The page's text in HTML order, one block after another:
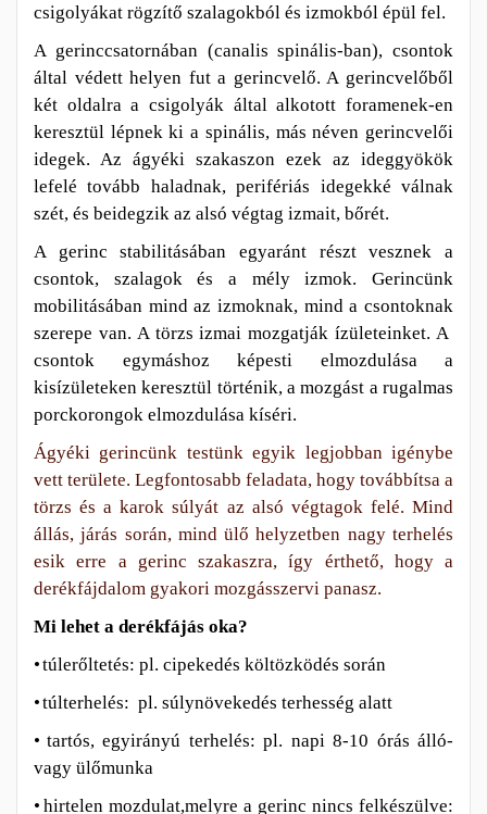
csigolyákat rögzítő szalagokból és izmokból épül fel.
A gerinccsatornában (canalis spinális-ban), csontok
által védett helyen fut a gerincvelő.A gerincvelőből
két oldalra a csigolyák által alkotott foramenek-en
keresztül lépnek ki a spinális, más néven gerincvelői
idegek. Az ágyéki szakaszon ezek az ideggyökök
lefelé tovább haladnak, perifériás idegekké válnak
szét, és beidegzik az alsó végtag izmait, bőrét.
A gerinc stabilitásában egyaránt részt vesznek a
csontok, szalagok és a mély izmok. Gerincünk
mobilitásában mind az izmoknak, mind a csontoknak
szerepe van. A törzs izmai mozgatják ízületeinket. A
csontok egymáshoz képesti elmozdulása a
kisízületeken keresztül történik, a mozgást a rugalmas
porckorongok elmozdulása kíséri.
Ágyéki gerincünk testünk egyik legjobban igénybe
vett területe. Legfontosabb feladata, hogy továbbítsa a
törzs és a karok súlyát az alsó végtagok felé. Mind
állás, járás során, mind ülő helyzetben nagy terhelés
esik erre a gerinc szakaszra, így érthető, hogy a
derékfájdalom gyakori mozgásszervi panasz.
Mi lehet a derékfájás oka?
•túlerőltetés: pl. cipekedés költözködés során
•túlterhelés: pl. súlynövekedés terhesség alatt
• tartós, egyirányú terhelés: pl. napi 8-10 órás álló-
vagy ülőmunka
• hirtelen mozdulat,melyre a gerinc nincs felkészülve: